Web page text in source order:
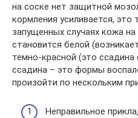
на соске нет защитной
кормления усиливается,
запущенных случаях кожа
становится белой
темно-красной (это
ссадина – это формы
произойти по нескольким
Неправильное